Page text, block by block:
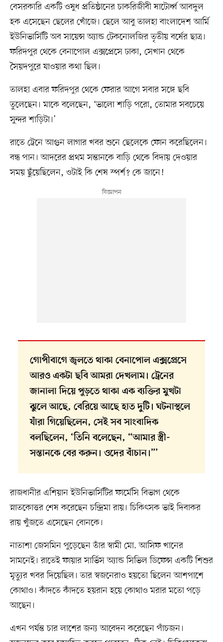
বেসরকারি একটি ওষুধ প্রতিষ্ঠানের চাকরিজীবী ষাটোর্ধ্ব আবদুল
হক এসেছেন ছেলের খোঁজে। ছেলে আবু তালহা বাংলাদেশ আর্মি
ইউনিভার্সিটি অব সায়েন্স অ্যান্ড টেকনোলজির তৃতীয় বর্ষের ছাত্র।
ফরিদপুর থেকে বেনাপোল এক্সপ্রেসে ঢাকা, সেখান থেকে
সৈয়দপুরে যাওয়ার কথা ছিল।
তালহা এবার ফরিদপুর থেকে ফেরার আগে সবার সঙ্গে ছবি
তুলেছেন। মাকে বলেছেন, ‘ভালো শাড়ি পরো, তোমার সবচেয়ে
সুন্দর শাড়িটা।’
রাতে ট্রেনে আগুন লাগার খবর শুনে ছেলেকে ফোন করেছিলেন।
বন্ধ পান। আদরের প্রথম সন্তানকে বাড়ি থেকে বিদায় দেওয়ার
সময় ছুঁয়েছিলেন, ওটাই কি শেষ স্পর্শ? কে জানে!
গোপীবাগে জ্বলতে থাকা বেনাপোল এক্সপ্রেসে
আরও একটা ছবি আমরা দেখলাম। ট্রেনের
জানালা দিয়ে পুড়তে থাকা এক ব্যক্তির মুখটা
ঝুলে আছে, বেরিয়ে আছে হাত দুটি। ঘটনাস্থলে
যাঁরা গিয়েছিলেন, সেই সব সাংবাদিক
বলছিলেন, ‘তিনি বলেছেন, “আমার স্ত্রী-
সন্তানকে বের করুন। ওদের বাঁচান।”’
রাজধানীর এশিয়ান ইউনিভার্সিটির ফার্মেসি বিভাগ থেকে
স্নাতকোত্তর শেষ করেছেন চন্দ্রিমা রায়। চিকিৎসক ভাই দিবাকর
রায় খুঁজতে এসেছেন বোনকে।
নাতাশা জেসমিন পুড়েছেন তাঁর স্বামী মো. আসিফ খানের
সামনেই। রাতেই ফায়ার সার্ভিস অ্যান্ড সিভিল ডিফেন্স একটি শিশুর
মৃত্যুর খবর দিয়েছিল। তার স্বজনেরাও হয়তো ছিলেন আশপাশে
কোথাও। কাঁদতে কাঁদতে হয়রান হয়ে কোথাও মরার মতো পড়ে
আছেন।
এখন পর্যন্ত চার লাশের জন্য আবেদন করেছেন পাঁচজন।